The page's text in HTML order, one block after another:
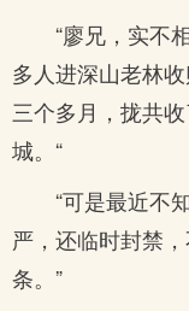
“廖兄，实不
多人进深山老林
三个多月，拢共
城。“
“可是最近不
严，还临时封禁
条。”